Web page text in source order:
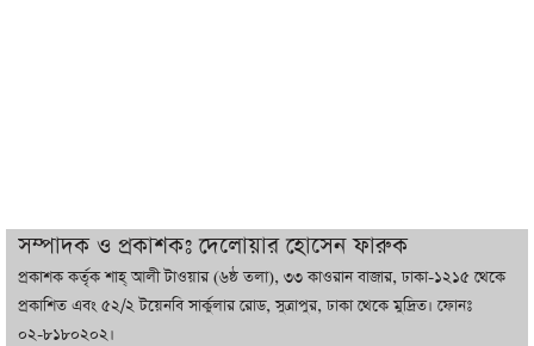
দুবাইয়ে বেনজীরের জামিন বাতিল করতে ল
ফার্ম নিয়োগ করেছে সরকার
সম্পাদক ও প্রকাশকঃ দেলোয়ার হোসেন ফারুক
প্রকাশক কর্তৃক শাহ্ আলী টাওয়ার (৬ষ্ঠ তলা), ৩৩ কাওরান বাজার, ঢাকা-১২১৫ থেকে
প্রকাশিত এবং ৫২/২ টয়েনবি সার্কুলার রোড, সুত্রাপুর, ঢাকা থেকে মুদ্রিত। ফোনঃ
০২-৮১৮০২০২।